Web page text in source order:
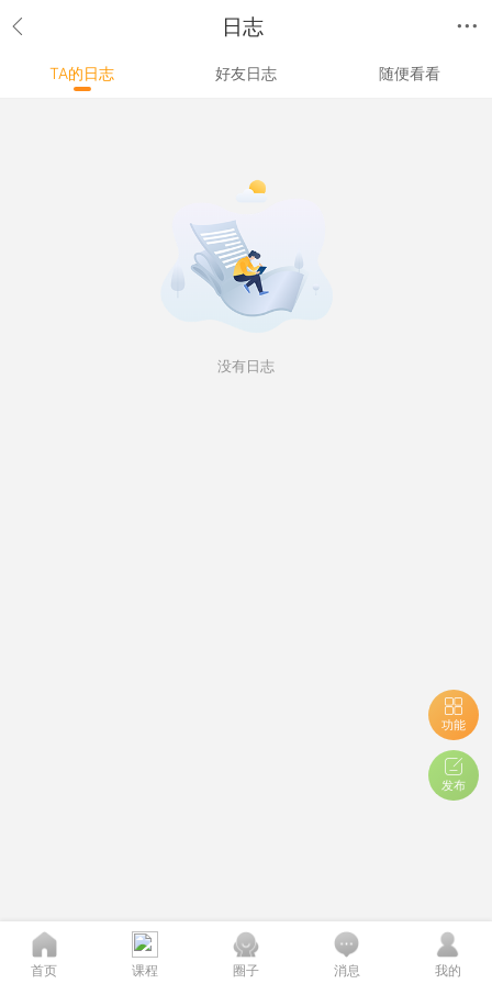
日志
TA的日志 好友日志 随便看看
没有日志
功能
发布
首页 课程 圈子 消息 我的